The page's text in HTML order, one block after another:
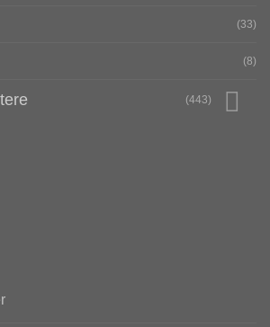
(33)
(8)
(443)